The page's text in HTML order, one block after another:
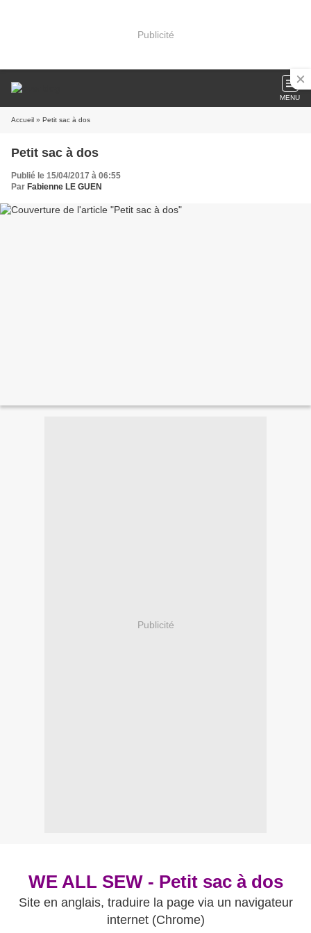
Publicité
MENU
Accueil » Petit sac à dos
Petit sac à dos
Publié le 15/04/2017 à 06:55
Par Fabienne LE GUEN
Publicité
WE ALL SEW - Petit sac à dos
Site en anglais, traduire la page via un navigateur
internet (Chrome)